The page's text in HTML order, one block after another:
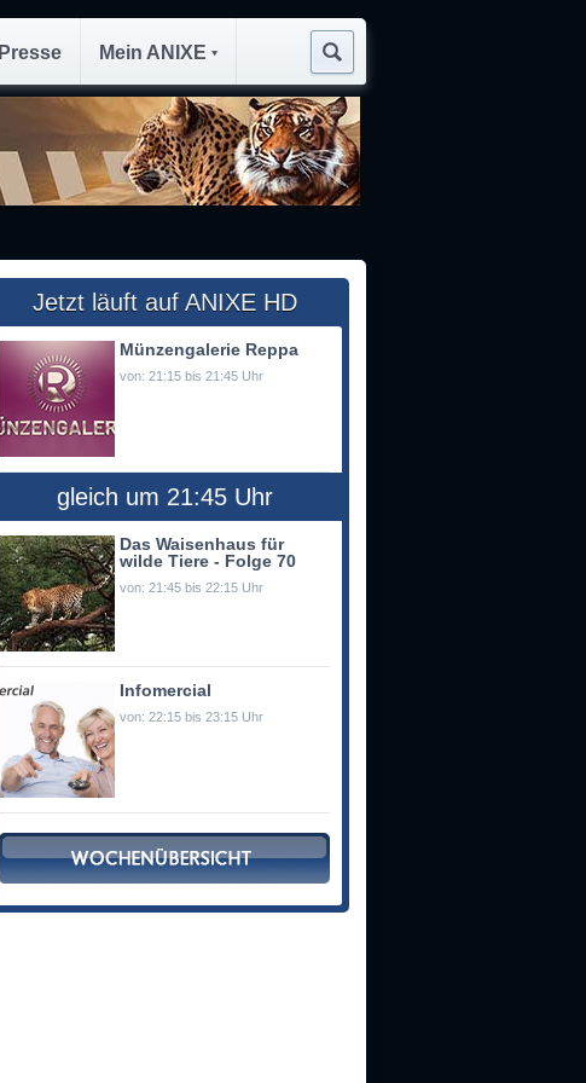
Presse Mein ANIXE
Jetzt läuft auf ANIXE HD
Münzengalerie Reppa
von: 21:15 bis 21:45 Uhr
gleich um 21:45 Uhr
Das Waisenhaus für
wilde Tiere - Folge 70
von: 21:45 bis 22:15 Uhr
Infomercial
von: 22:15 bis 23:15 Uhr